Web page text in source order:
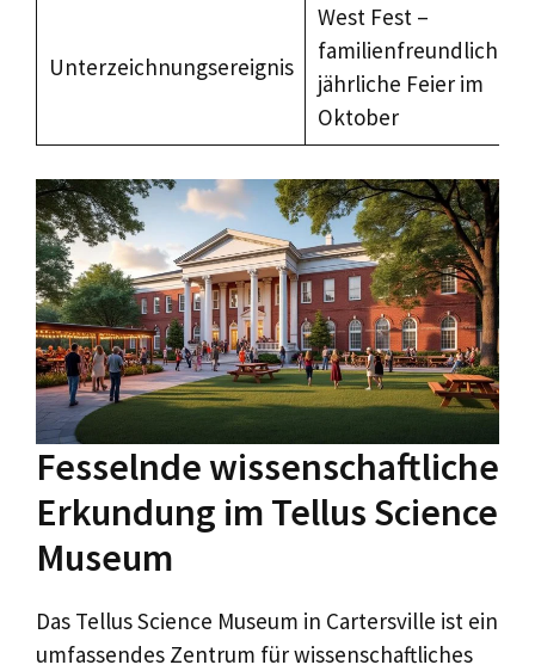
Unterzeichnungsereignis
West Fest –
familienfreundliche,
jährliche Feier im
Oktober
Fesselnde wissenschaftliche
Erkundung im Tellus Science
Museum
Das Tellus Science Museum in Cartersville ist ein
umfassendes Zentrum für wissenschaftliches